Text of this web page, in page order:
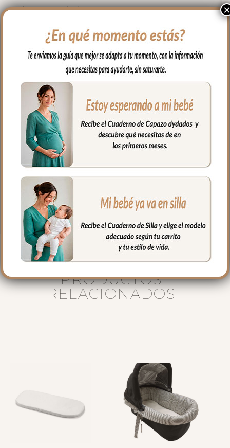
Apto para todo tipo de capazos que no
interior vuelve el borde del capazo en
todo el capazo.
Funda que cubre las paredes del capazo
y el culete por dentro. En tejido plumeti.
En los laterales con relleno. Y lazadas
para atar.
Siempre por encima del colchón.
Composición del tejido plumeti 70%
algodón y 30% Poliéster.
Medidas:
Largo de capazo: 73cm.
Ancho de capazo: 32cm.
Alto de capazo: 23cm.
PRODUCTOS
RELACIONADOS
×